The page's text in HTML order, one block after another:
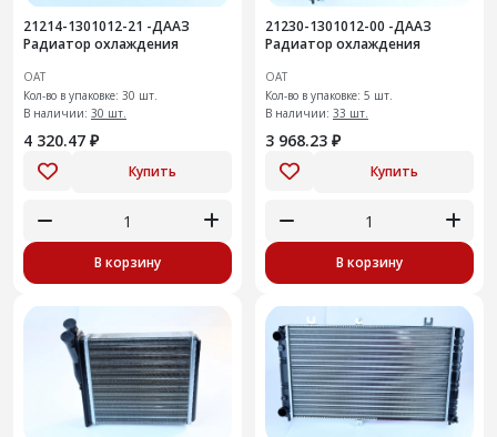
21214-1301012-21 -ДААЗ
Радиатор охлаждения
ОАТ
Кол-во в упаковке: 30 шт.
В наличии: 30 шт.
4 320.47 ₽
Купить
В корзину
21230-1301012-00 -ДААЗ
Радиатор охлаждения
ОАТ
Кол-во в упаковке: 5 шт.
В наличии: 33 шт.
3 968.23 ₽
Купить
В корзину